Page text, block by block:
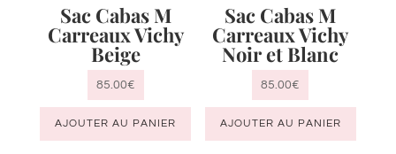
Sac Cabas M
Carreaux Vichy
Beige
85.00€
AJOUTER AU PANIER
Sac Cabas M
Carreaux Vichy
Noir et Blanc
85.00€
AJOUTER AU PANIER